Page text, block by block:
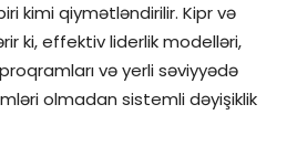
kimi qiymətləndirilir. Kipr və
ki, effektiv liderlik modelləri,
və yerli səviyyədə
olmadan sistemli dəyişiklik